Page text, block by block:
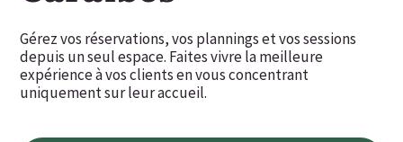
Gérez vos réservations, vos plannings et vos sessions
depuis un seul espace. Faites vivre la meilleure
expérience à vos clients en vous concentrant
uniquement sur leur accueil.